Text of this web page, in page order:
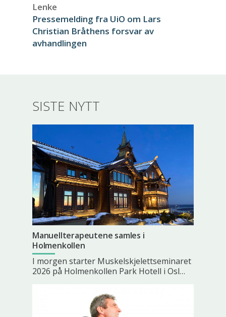
Lenke
Pressemelding fra UiO om Lars
Christian Bråthens forsvar av
avhandlingen
SISTE NYTT
Manuellterapeutene samles i
Holmenkollen
I morgen starter Muskelskjelettseminaret
2026 på Holmenkollen Park Hotell i Osl…